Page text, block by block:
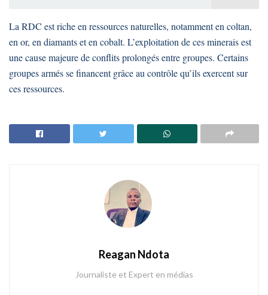
La RDC est riche en ressources naturelles, notamment en coltan,
en or, en diamants et en cobalt. L’exploitation de ces minerais est
une cause majeure de conflits prolongés entre groupes. Certains
groupes armés se financent grâce au contrôle qu’ils exercent sur
ces ressources.
Reagan Ndota
Journaliste et Expert en médias